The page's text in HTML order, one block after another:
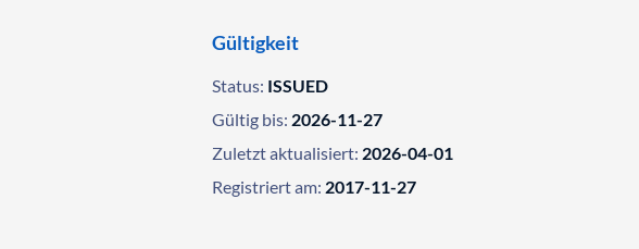
Gültigkeit
Status: ISSUED
Gültig bis: 2026-11-27
Zuletzt aktualisiert: 2026-04-01
Registriert am: 2017-11-27